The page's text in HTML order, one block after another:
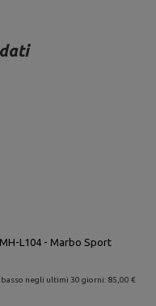
L104 - Marbo Sport
negli ultimi 30 giorni: 85,00 €